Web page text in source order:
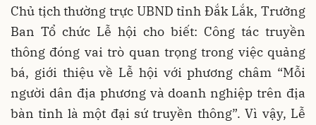
Chủ tịch thường trực UBND tỉnh Đắk Lắk, Trưởng
Ban Tổ chức Lễ hội cho biết: Công tác truyền
thông đóng vai trò quan trọng trong việc quảng
bá, giới thiệu về Lễ hội với phương châm “Mỗi
người dân địa phương và doanh nghiệp trên địa
bàn tỉnh là một đại sứ truyền thông”. Vì vậy, Lễ